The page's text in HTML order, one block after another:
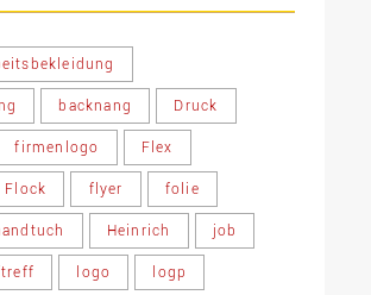
backnang Druck
firmenlogo Flex
Flock flyer folie
Heinrich job
logo logp